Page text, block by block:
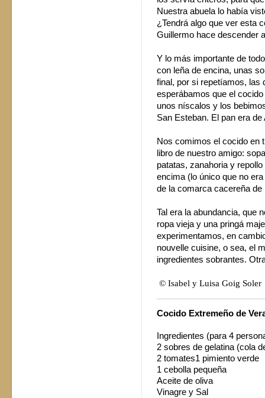
Nuestra abuela lo había
¿Tendrá algo que ver esta
Guillermo hace descender
Y lo más importante de
con leña de encina, unas
final, por si repetíamos, las
esperábamos que el
unos níscalos y los
San Esteban. El pan era
Nos comimos el cocido en
libro de nuestro amigo:
patatas, zanahoria y
encima (lo único que no
de la comarca cacereña
Tal era la abundancia, que
ropa vieja y una pringá
experimentamos, en
nouvelle cuisine, o sea, el
ingredientes sobrantes.
© Isabel y Luisa Goig Soler
Cocido Extremeño de
Ingredientes (para 4
2 sobres de gelatina (cola
2 tomates1 pimiento verde
1 cebolla pequeña
Aceite de oliva
Vinagre y Sal